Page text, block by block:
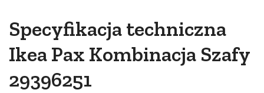
Specyfikacja techniczna
Ikea Pax Kombinacja Szafy
29396251